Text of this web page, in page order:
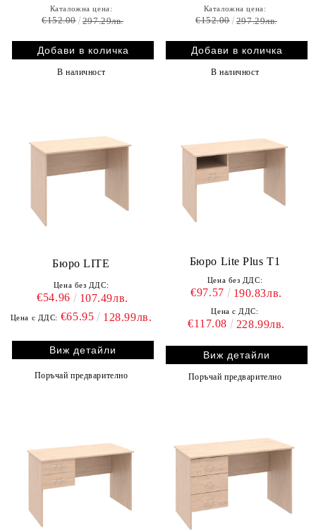
Каталожна цена:
€152.00 297.29лв.
В наличност
Каталожна цена:
€152.00 297.29лв.
В наличност
Бюро LITE
Цена без ДДС:
€54.96 107.49лв.
Цена с ДДС: €65.95 128.99лв.
Виж детайли
Поръчай предварително
Бюро Lite Plus T1
Цена без ДДС:
€97.57 190.83лв.
Цена с ДДС:
€117.08 228.99лв.
Виж детайли
Поръчай предварително